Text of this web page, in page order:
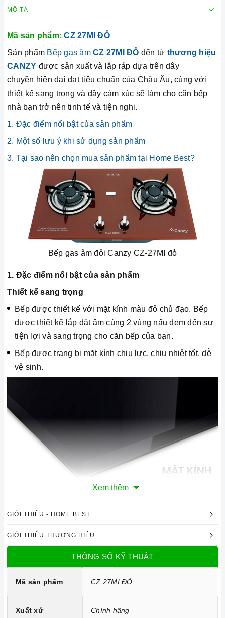
MÔ TẢ
Mã sản phẩm:CZ 27MI ĐỎ
Sản phẩm Bếp gas âmCZ 27MI ĐỎ đến từ thương hiệu
CANZY được sản xuất và lắp ráp dựa trên dây
chuyền hiện đại đạt tiêu chuẩn của Châu Âu, cùng với
thiết kế sang trọng và đầy cảm xúc sẽ làm cho căn bếp
nhà bạn trở nên tinh tế và tiện nghi.
1. Đặc điểm nổi bật của sản phẩm
2. Một số lưu ý khi sử dụng sản phẩm
3. Tại sao nên chọn mua sản phẩm tại Home Best?
Bếp gas âm đôi Canzy CZ-27MI đỏ
1. Đặc điểm nổi bật của sản phẩm
Thiết kế sang trọng
Bếp được thiết kế với mặt kính màu đỏ chủ đạo. Bếp
được thiết kế lắp đặt âm cùng 2 vùng nấu đem đến sự
tiện lợi và sang trọng cho căn bếp của bạn.
Bếp được trang bị mặt kính chịu lực, chịu nhiệt tốt, dễ
vệ sinh.
Mặt kính chịu lực, chịu nhiệt
Công nghệ hiện đại
Linh kiện: Mâm đốt Sabaf.
Hệ thống đánh lửa bằng pin IC.
Xem thêm
GIỚI THIỆU - HOME BEST
GIỚI THIỆU THƯƠNG HIỆU
THÔNG SỐ KỸ THUẬT
Mã sản phẩm CZ 27MI ĐỎ
Xuất xứ Chính hãng